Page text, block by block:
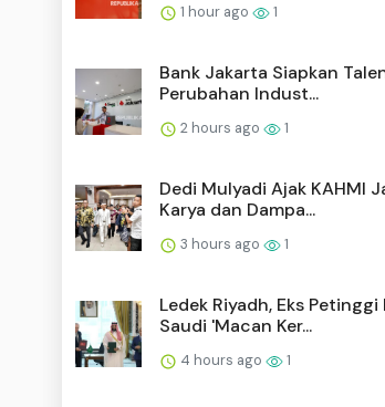
1 hour ago 1
Bank Jakarta Siapkan
Perubahan Indust...
2 hours ago 1
Dedi Mulyadi Ajak KAHMI
Karya dan Dampa...
3 hours ago 1
Ledek Riyadh, Eks
Saudi 'Macan Ker...
4 hours ago 1